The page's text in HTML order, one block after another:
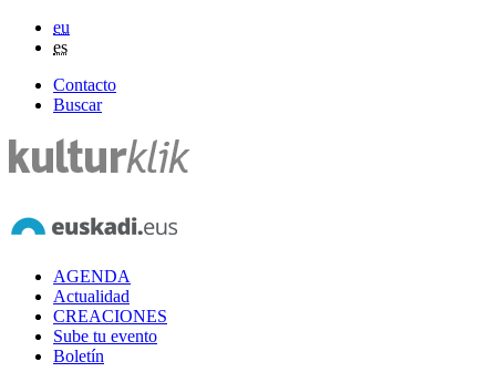
eu
es
Contacto
Buscar
AGENDA
Actualidad
CREACIONES
Sube tu evento
Boletín